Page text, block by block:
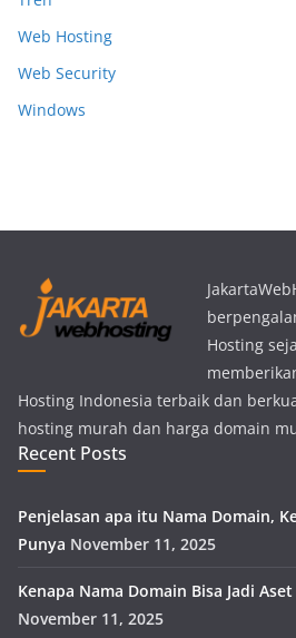
Web Hosting
Web Security
Windows
Hosting
Hosting Indonesia terbaik dan
hosting murah dan harga domain
Recent Posts
Penjelasan apa itu Nama Domain,
Punya November 11, 2025
Kenapa Nama Domain Bisa Jadi
November 11, 2025